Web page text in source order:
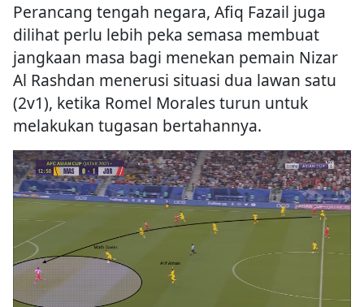
Perancang tengah negara, Afiq Fazail juga
dilihat perlu lebih peka semasa membuat
jangkaan masa bagi menekan pemain Nizar
Al Rashdan menerusi situasi dua lawan satu
(2v1), ketika Romel Morales turun untuk
melakukan tugasan bertahannya.